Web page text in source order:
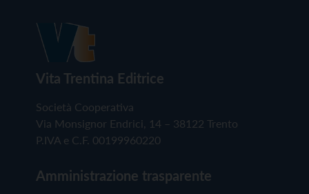
Vita Trentina Editrice
Società Cooperativa
Via Monsignor Endrici, 14 – 38122 Trento
P.IVA e C.F. 00199960220
Amministrazione trasparente